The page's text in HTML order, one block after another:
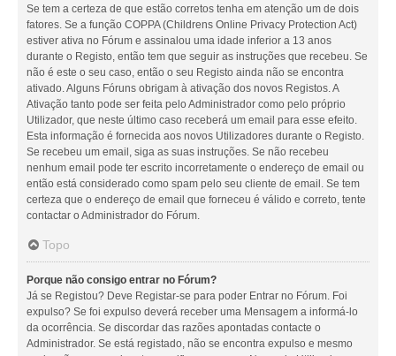
Se tem a certeza de que estão corretos tenha em atenção um de dois
fatores. Se a função COPPA (Childrens Online Privacy Protection Act)
estiver ativa no Fórum e assinalou uma idade inferior a 13 anos
durante o Registo, então tem que seguir as instruções que recebeu. Se
não é este o seu caso, então o seu Registo ainda não se encontra
ativado. Alguns Fóruns obrigam à ativação dos novos Registos. A
Ativação tanto pode ser feita pelo Administrador como pelo próprio
Utilizador, que neste último caso receberá um email para esse efeito.
Esta informação é fornecida aos novos Utilizadores durante o Registo.
Se recebeu um email, siga as suas instruções. Se não recebeu
nenhum email pode ter escrito incorretamente o endereço de email ou
então está considerado como spam pelo seu cliente de email. Se tem
certeza que o endereço de email que forneceu é válido e correto, tente
contactar o Administrador do Fórum.
Topo
Porque não consigo entrar no Fórum?
Já se Registou? Deve Registar-se para poder Entrar no Fórum. Foi
expulso? Se foi expulso deverá receber uma Mensagem a informá-lo
da ocorrência. Se discordar das razões apontadas contacte o
Administrador. Se está registado, não se encontra expulso e mesmo